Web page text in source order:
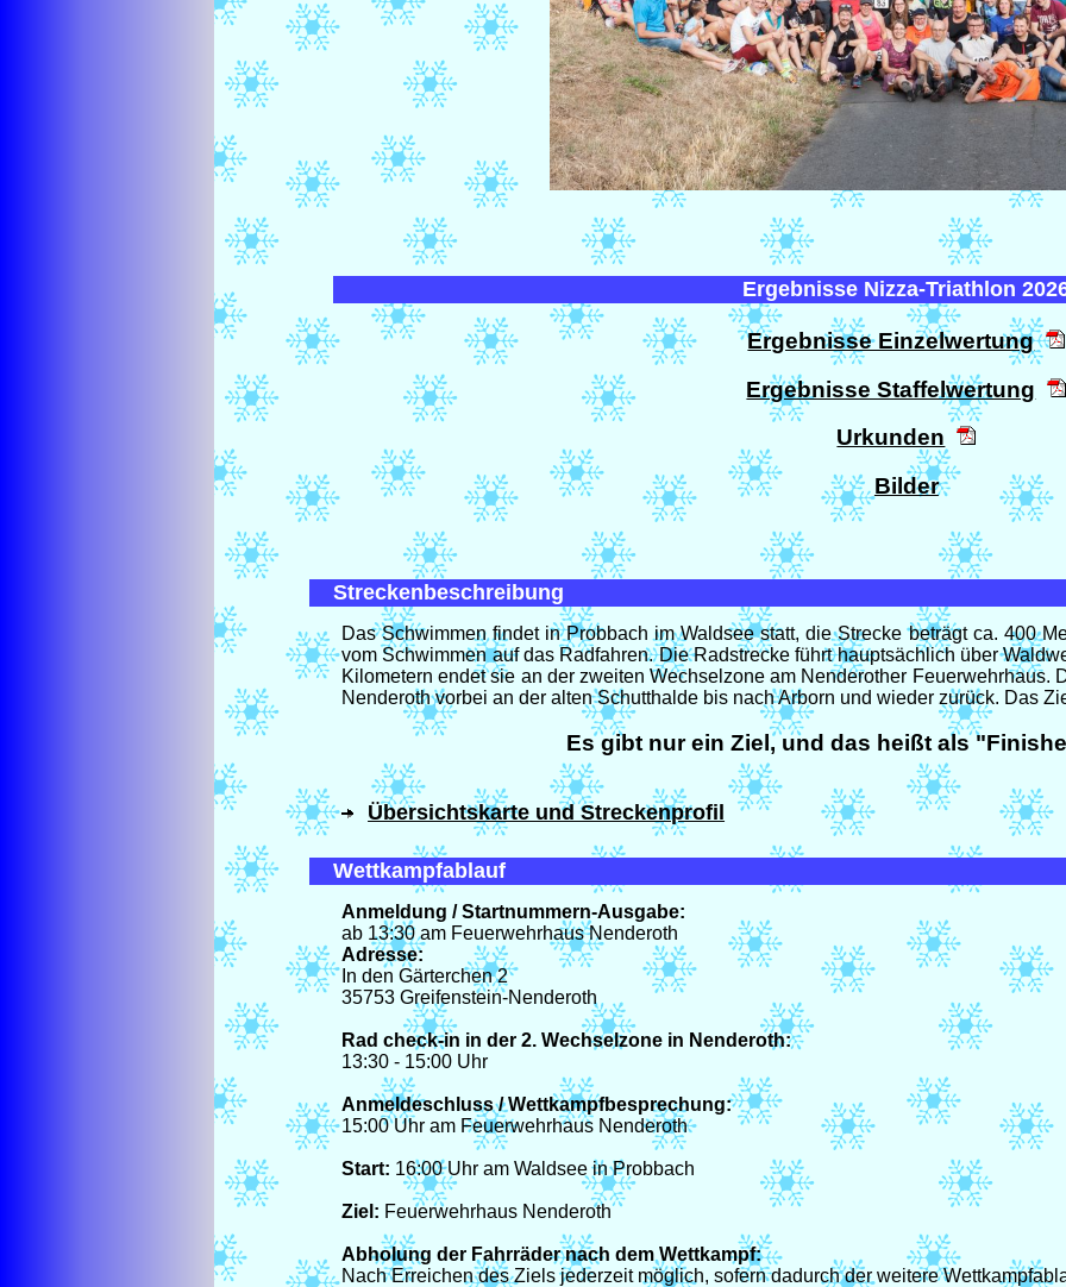
Ergebnisse Nizza-Triathlon
Ergebnisse Einzelwertung
Ergebnisse Staffelwertung
Urkunden
Bilder
Streckenbeschreibung
Das Schwimmen findet in Probbach im Waldsee statt, die Strecke beträgt ca. 400
vom Schwimmen auf das Radfahren. Die Radstrecke führt hauptsächlich über
Kilometern endet sie an der zweiten Wechselzone am Nenderother Feuerwehrhaus.
Nenderoth vorbei an der alten Schutthalde bis nach Arborn und wieder zurück. Das
Es gibt nur ein Ziel, und das heißt als
Übersichtskarte und Streckenprofil
Wettkampfablauf
Anmeldung / Startnummern-Ausgabe:
ab 13:30 am Feuerwehrhaus Nenderoth
Adresse:
In den Gärterchen 2
35753 Greifenstein-Nenderoth
Rad check-in in der 2. Wechselzone in Nenderoth:
13:30 - 15:00 Uhr
Anmeldeschluss / Wettkampfbesprechung:
15:00 Uhr am Feuerwehrhaus Nenderoth
Start: 16:00 Uhr am Waldsee in Probbach
Ziel: Feuerwehrhaus Nenderoth
Abholung der Fahrräder nach dem Wettkampf:
Nach Erreichen des Ziels jederzeit möglich, sofern dadurch der weitere